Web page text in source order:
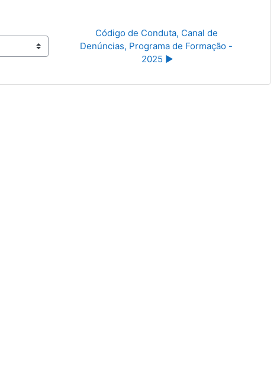
Código de Conduta, Canal de
Denúncias, Programa de Formação -
2025 ▶︎